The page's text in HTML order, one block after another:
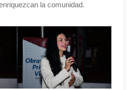
la comunidad.